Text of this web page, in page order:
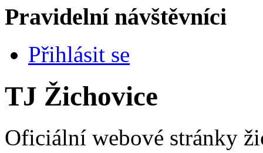
Pravidelní návštěvníci
Přihlásit se
TJ Žichovice
Oficiální webové stránky